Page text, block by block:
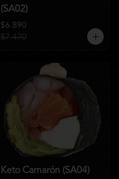
(SA02)
$6.890
$7.470
Keto Camarón (SA04)